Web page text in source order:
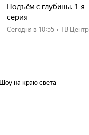
Подъём с глубины. 1-я
серия
Сегодня в 10:55 • ТВ Центр
Шоу на краю света